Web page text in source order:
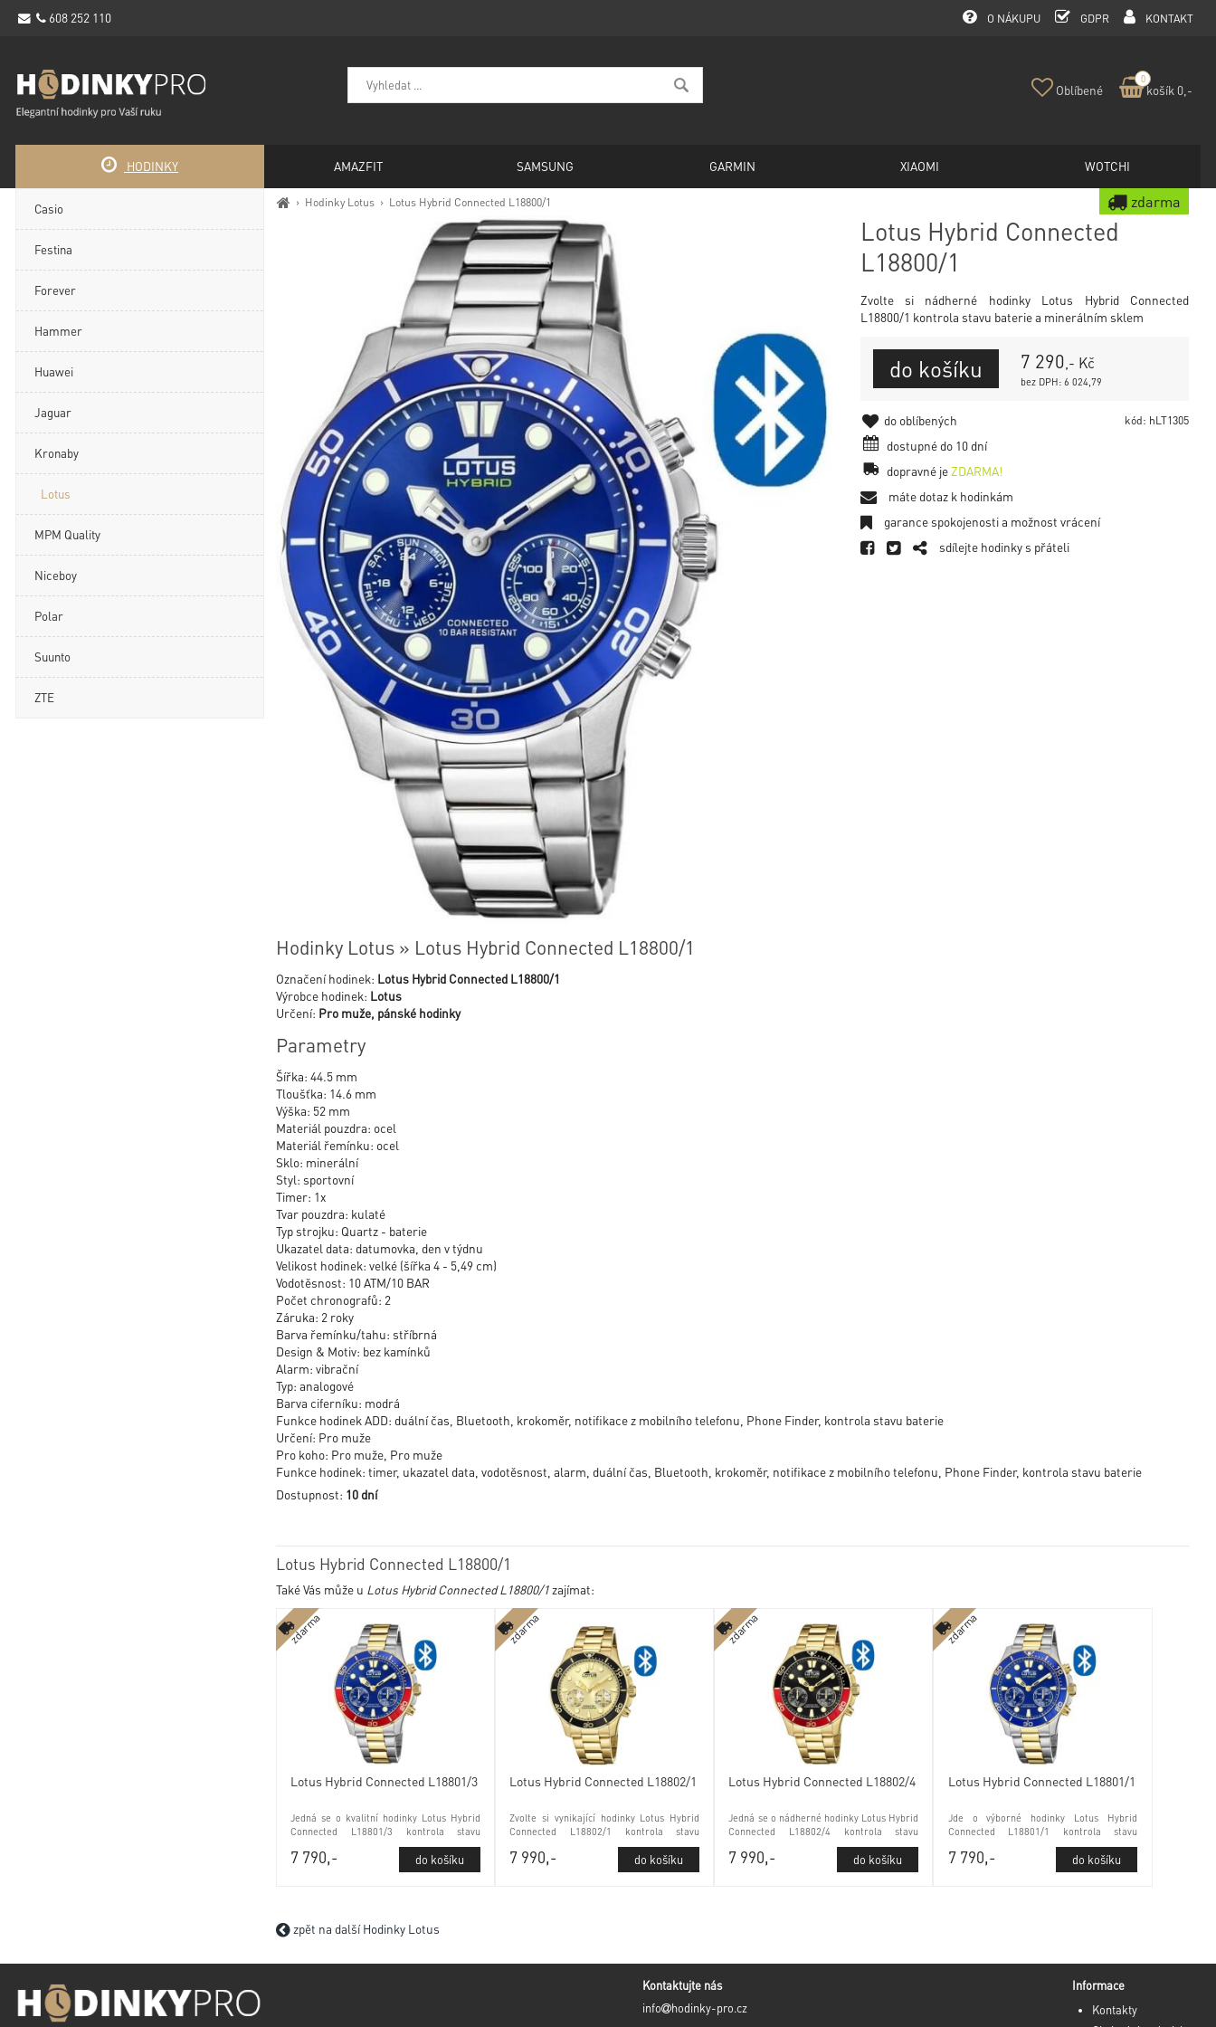
› Hodinky Lotus › Lotus Hybrid Connected L18800/1
Lotus Hybrid Connected
L18800/1
Zvolte si nádherné hodinky Lotus Hybrid Connected
L18800/1 kontrola stavu baterie a minerálním sklem
zdarma
7 290 ,- Kč
bez DPH: 6 024,79
kód: hLT1305
do oblíbených
dostupné do 10 dní
dopravné je ZDARMA!
máte dotaz k hodinkám
garance spokojenosti a možnost vrácení
sdílejte hodinky s přáteli
Hodinky Lotus » Lotus Hybrid Connected L18800/1
Označení hodinek: Lotus Hybrid Connected L18800/1
Výrobce hodinek: Lotus
Určení: Pro muže, pánské hodinky
Parametry
Šířka: 44.5 mm
Tloušťka: 14.6 mm
Výška: 52 mm
Materiál pouzdra: ocel
Materiál řemínku: ocel
Sklo: minerální
Styl: sportovní
Timer: 1x
Tvar pouzdra: kulaté
Typ strojku: Quartz - baterie
Ukazatel data: datumovka, den v týdnu
Velikost hodinek: velké (šířka 4 - 5,49 cm)
Vodotěsnost: 10 ATM/10 BAR
Počet chronografů: 2
Záruka: 2 roky
Barva řemínku/tahu: stříbrná
Design & Motiv: bez kamínků
Alarm: vibrační
Typ: analogové
Barva ciferníku: modrá
Funkce hodinek ADD: duální čas, Bluetooth, krokoměr, notifikace z mobilního telefonu, Phone Finder, kontrola stavu baterie
Určení: Pro muže
Pro koho: Pro muže, Pro muže
Funkce hodinek: timer, ukazatel data, vodotěsnost, alarm, duální čas, Bluetooth, krokoměr, notifikace z mobilního telefonu, Phone Finder, kontrola stavu baterie
Dostupnost: 10 dní
Lotus Hybrid Connected L18800/1
Také Vás může u Lotus Hybrid Connected L18800/1zajímat:
Lotus Hybrid Connected L18801/3
Jedná se o kvalitní hodinky Lotus Hybrid
Connected L18801/3 kontrola stavu
baterie a minerálním sklem
zdarma
7 790,-
Lotus Hybrid Connected L18802/1
Zvolte si vynikající hodinky Lotus Hybrid
Connected L18802/1 kontrola stavu
baterie a minerálním sklem
zdarma
7 990,-
Lotus Hybrid Connected L18802/4
Jedná se o nádherné hodinky Lotus Hybrid
Connected L18802/4 kontrola stavu
baterie a minerálním sklem
zdarma
7 990,-
Lotus Hybrid Connected L18801/1
Jde o výborné hodinky Lotus Hybrid
Connected L18801/1 kontrola stavu
baterie a minerálním sklem
zdarma
7 790,-
zpět na další Hodinky Lotus
Casio
Festina
Forever
Hammer
Huawei
Jaguar
Kronaby
Lotus
MPM Quality
Niceboy
Polar
Suunto
ZTE
HODINKY AMAZFIT SAMSUNG GARMIN XIAOMI WOTCHI
O NÁKUPU GDPR KONTAKT
Oblíbené
0
košík 0,-
608 252 110
Kontaktujte nás
info
hodinky-pro.cz
Informace
Kontakty